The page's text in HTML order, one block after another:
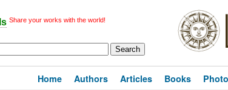
Share your works with the world!
Home Authors Articles Books